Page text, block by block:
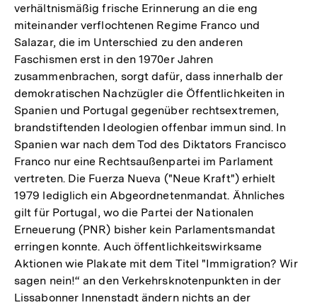
verhältnismäßig frische Erinnerung an die eng
miteinander verflochtenen Regime Franco und
Salazar, die im Unterschied zu den anderen
Faschismen erst in den 1970er Jahren
zusammenbrachen, sorgt dafür, dass innerhalb der
demokratischen Nachzügler die Öffentlichkeiten in
Spanien und Portugal gegenüber rechtsextremen,
brandstiftenden Ideologien offenbar immun sind. In
Spanien war nach dem Tod des Diktators Francisco
Franco nur eine Rechtsaußenpartei im Parlament
vertreten. Die Fuerza Nueva ("Neue Kraft") erhielt
1979 lediglich ein Abgeordnetenmandat. Ähnliches
gilt für Portugal, wo die Partei der Nationalen
Erneuerung (PNR) bisher kein Parlamentsmandat
erringen konnte. Auch öffentlichkeitswirksame
Aktionen wie Plakate mit dem Titel "Immigration? Wir
sagen nein!“ an den Verkehrsknotenpunkten in der
Lissabonner Innenstadt ändern nichts an der